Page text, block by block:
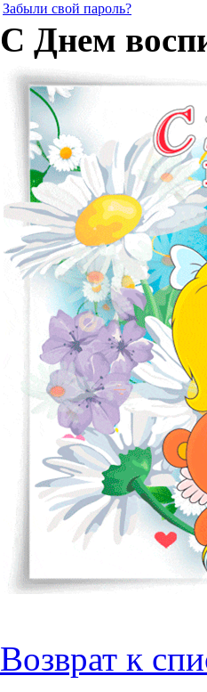
Забыли свой пароль?
С Днем
Возврат к